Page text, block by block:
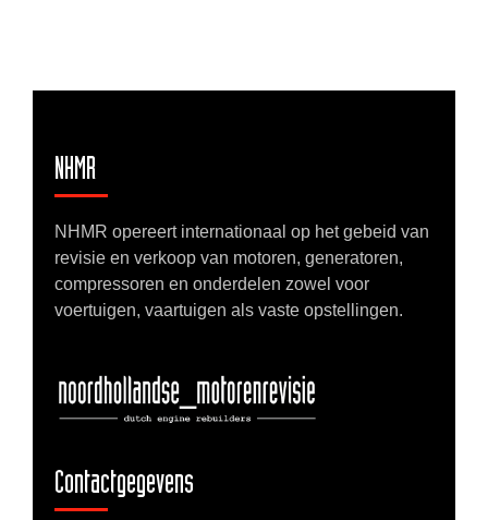
NHMR
NHMR opereert internationaal op het gebeid van
revisie en verkoop van motoren, generatoren,
compressoren en onderdelen zowel voor
voertuigen, vaartuigen als vaste opstellingen.
Contactgegevens